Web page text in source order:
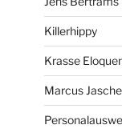
Killerhippy
Krasse
Marcus